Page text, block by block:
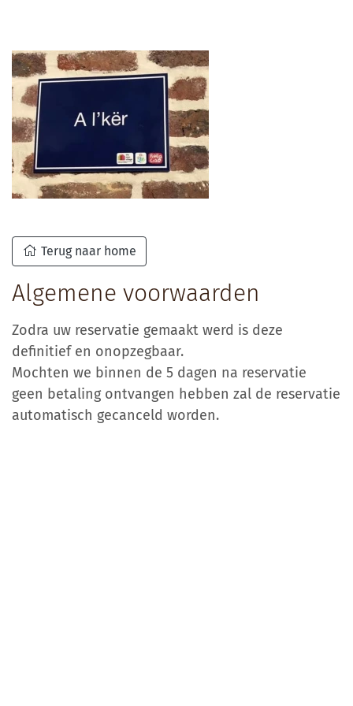
Terug naar home
Algemene voorwaarden
Zodra uw reservatie gemaakt werd is deze
definitief en onopzegbaar.
Mochten we binnen de 5 dagen na reservatie
geen betaling ontvangen hebben zal de reservatie
automatisch gecanceld worden.